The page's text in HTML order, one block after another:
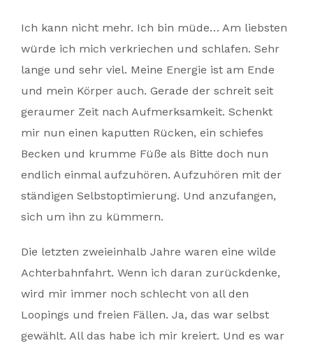
Ich kann nicht mehr. Ich bin müde… Am liebsten
würde ich mich verkriechen und schlafen. Sehr
lange und sehr viel. Meine Energie ist am Ende
und mein Körper auch. Gerade der schreit seit
geraumer Zeit nach Aufmerksamkeit. Schenkt
mir nun einen kaputten Rücken, ein schiefes
Becken und krumme Füße als Bitte doch nun
endlich einmal aufzuhören. Aufzuhören mit der
ständigen Selbstoptimierung. Und anzufangen,
sich um ihn zu kümmern.
Die letzten zweieinhalb Jahre waren eine wilde
Achterbahnfahrt. Wenn ich daran zurückdenke,
wird mir immer noch schlecht von all den
Loopings und freien Fällen. Ja, das war selbst
gewählt. All das habe ich mir kreiert. Und es war